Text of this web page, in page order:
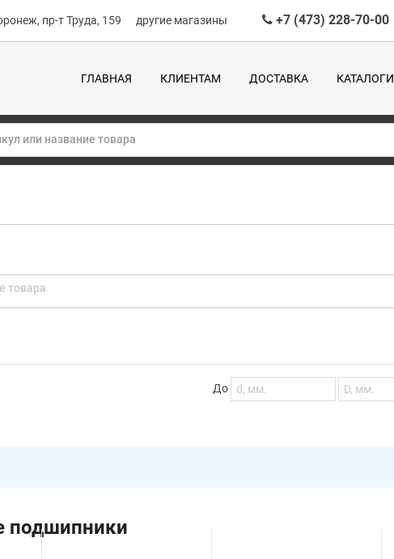
пр-т Труда, 159 другие магазины +7 (473) 228-70-00
ГЛАВНАЯ КЛИЕНТАМ ДОСТАВКА КАТАЛОГИ
До
подшипники